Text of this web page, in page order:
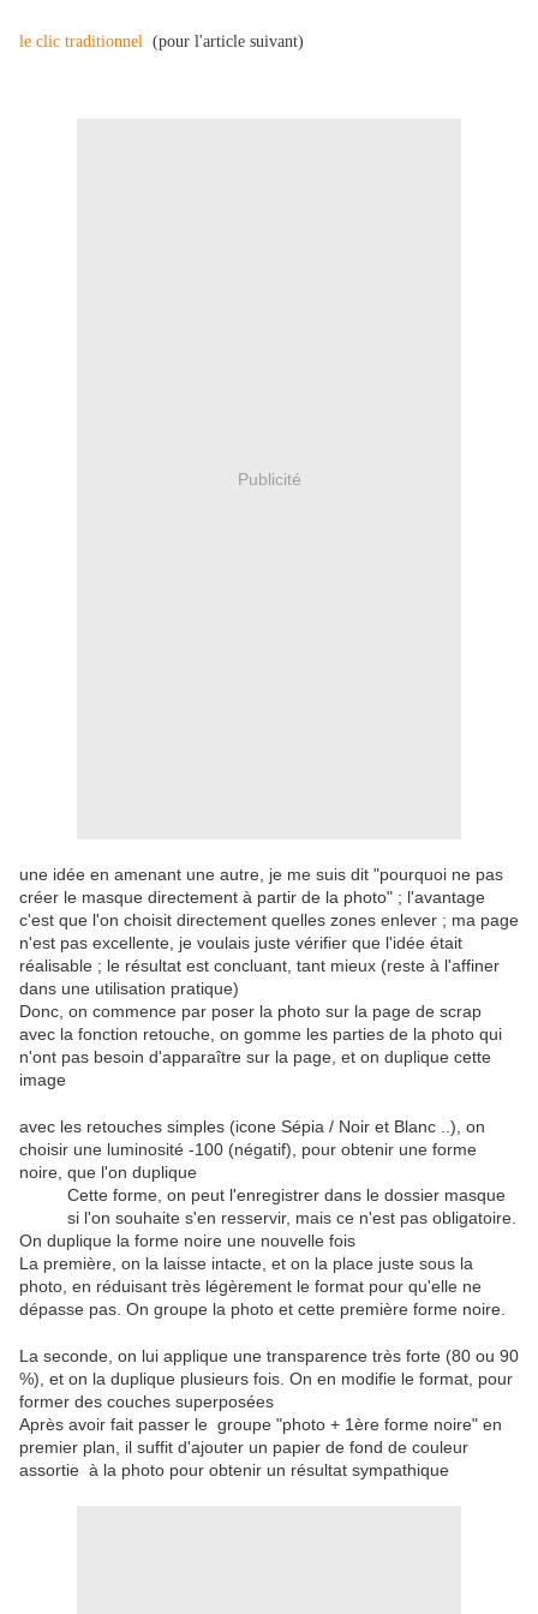
le clic traditionnel (pour l'article suivant)
Publicité
une idée en amenant une autre, je me suis dit "pourquoi ne pas
créer le masque directement à partir de la photo" ; l'avantage
c'est que l'on choisit directement quelles zones enlever ; ma page
n'est pas excellente, je voulais juste vérifier que l'idée était
réalisable ; le résultat est concluant, tant mieux (reste à l'affiner
dans une utilisation pratique)
Donc, on commence par poser la photo sur la page de scrap
avec la fonction retouche, on gomme les parties de la photo qui
n'ont pas besoin d'apparaître sur la page, et on duplique cette
image
avec les retouches simples (icone Sépia / Noir et Blanc ..), on
choisir une luminosité -100 (négatif), pour obtenir une forme
noire, que l'on duplique
Cette forme, on peut l'enregistrer dans le dossier masque
si l'on souhaite s'en resservir, mais ce n'est pas obligatoire.
On duplique la forme noire une nouvelle fois
La première, on la laisse intacte, et on la place juste sous la
photo, en réduisant très légèrement le format pour qu'elle ne
dépasse pas. On groupe la photo et cette première forme noire.
La seconde, on lui applique une transparence très forte (80 ou 90
%), et on la duplique plusieurs fois. On en modifie le format, pour
former des couches superposées
Après avoir fait passer le groupe "photo + 1ère forme noire" en
premier plan, il suffit d'ajouter un papier de fond de couleur
assortie à la photo pour obtenir un résultat sympathique